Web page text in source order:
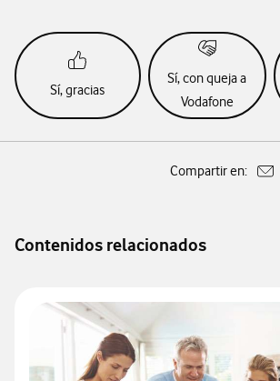
Sí, gracias
Sí, con queja a
Vodafone
Compartir en:
Contenidos relacionados